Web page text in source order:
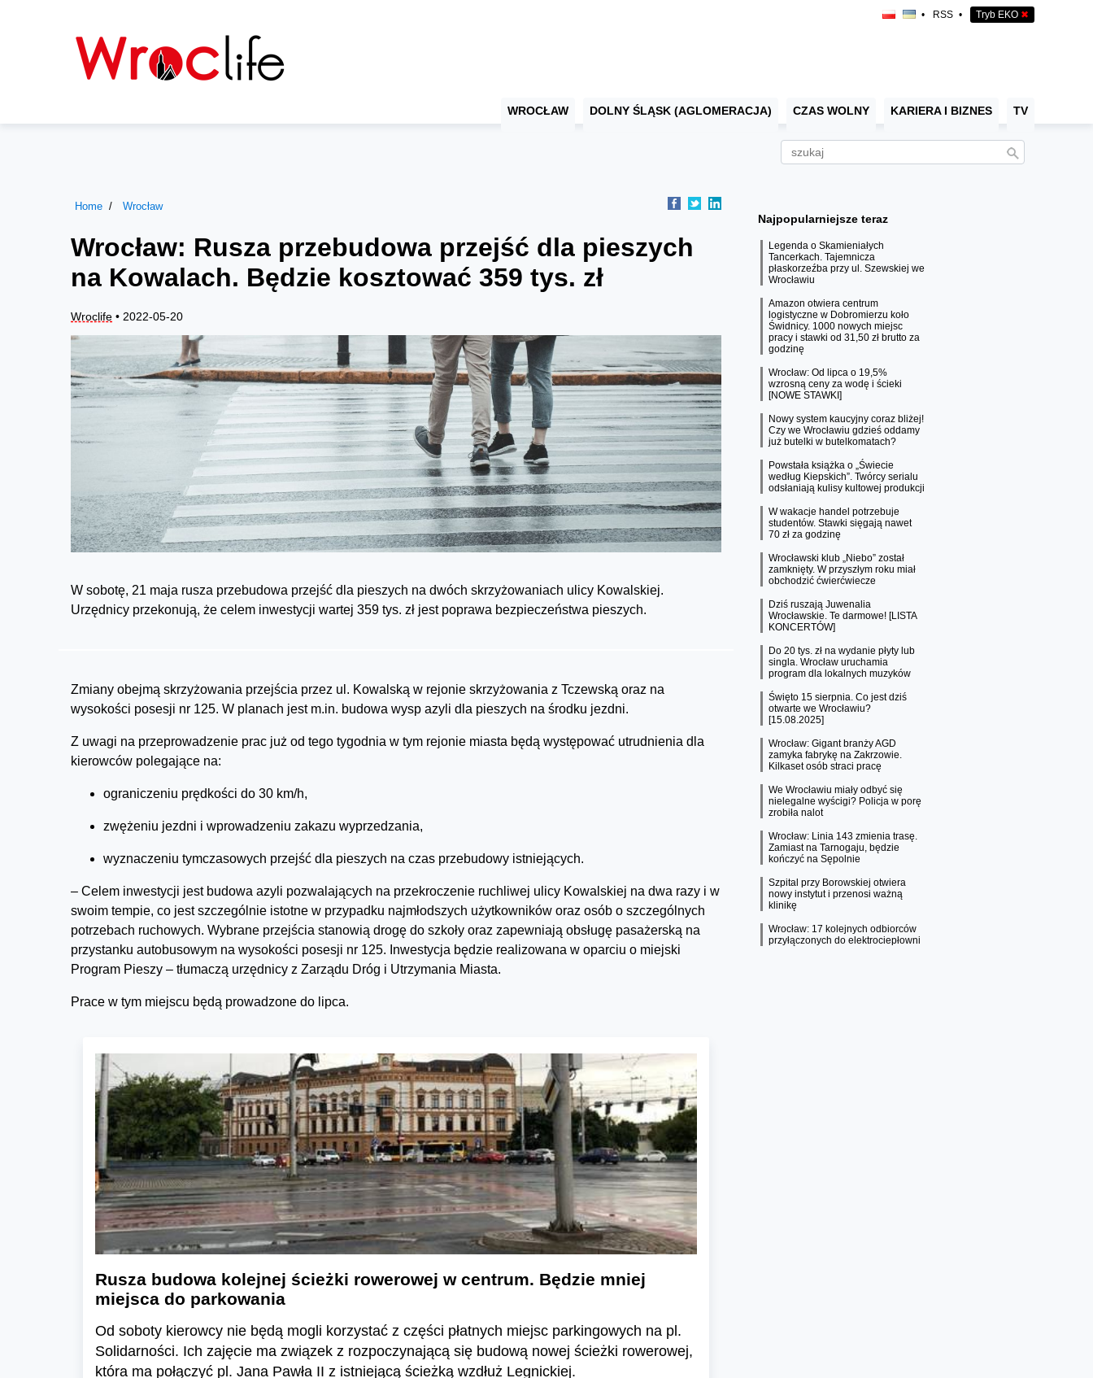
• RSS • Tryb EKO ✖
WROCŁAW DOLNY ŚLĄSK (AGLOMERACJA) CZAS WOLNY KARIERA I BIZNES TV
Home Wrocław
Wrocław: Rusza przebudowa przejść dla pieszych
na Kowalach. Będzie kosztować 359 tys. zł
Wroclife • 2022-05-20
W sobotę, 21 maja rusza przebudowa przejść dla pieszych na dwóch skrzyżowaniach ulicy Kowalskiej.
Urzędnicy przekonują, że celem inwestycji wartej 359 tys. zł jest poprawa bezpieczeństwa pieszych.
Zmiany obejmą skrzyżowania przejścia przez ul. Kowalską w rejonie skrzyżowania z Tczewską oraz na
wysokości posesji nr 125. W planach jest m.in. budowa wysp azyli dla pieszych na środku jezdni.
Z uwagi na przeprowadzenie prac już od tego tygodnia w tym rejonie miasta będą występować utrudnienia dla
kierowców polegające na:
ograniczeniu prędkości do 30 km/h,
zwężeniu jezdni i wprowadzeniu zakazu wyprzedzania,
wyznaczeniu tymczasowych przejść dla pieszych na czas przebudowy istniejących.
– Celem inwestycji jest budowa azyli pozwalających na przekroczenie ruchliwej ulicy Kowalskiej na dwa razy i w
swoim tempie, co jest szczególnie istotne w przypadku najmłodszych użytkowników oraz osób o szczególnych
potrzebach ruchowych. Wybrane przejścia stanowią drogę do szkoły oraz zapewniają obsługę pasażerską na
przystanku autobusowym na wysokości posesji nr 125. Inwestycja będzie realizowana w oparciu o miejski
Program Pieszy – tłumaczą urzędnicy z Zarządu Dróg i Utrzymania Miasta.
Prace w tym miejscu będą prowadzone do lipca.
Rusza budowa kolejnej ścieżki rowerowej w centrum. Będzie mniej
miejsca do parkowania
Od soboty kierowcy nie będą mogli korzystać z części płatnych miejsc parkingowych na pl.
Solidarności. Ich zajęcie ma związek z rozpoczynającą się budową nowej ścieżki rowerowej,
która ma połączyć pl. Jana Pawła II z istniejącą ścieżką wzdłuż Legnickiej.
Najpopularniejsze teraz
Legenda o Skamieniałych
Tancerkach. Tajemnicza
płaskorzeźba przy ul. Szewskiej we
Wrocławiu
Amazon otwiera centrum
logistyczne w Dobromierzu koło
Świdnicy. 1000 nowych miejsc
pracy i stawki od 31,50 zł brutto za
godzinę
Wrocław: Od lipca o 19,5%
wzrosną ceny za wodę i ścieki
[NOWE STAWKI]
Nowy system kaucyjny coraz bliżej!
Czy we Wrocławiu gdzieś oddamy
już butelki w butelkomatach?
Powstała książka o „Świecie
według Kiepskich”. Twórcy serialu
odsłaniają kulisy kultowej produkcji
W wakacje handel potrzebuje
studentów. Stawki sięgają nawet
70 zł za godzinę
Wrocławski klub „Niebo” został
zamknięty. W przyszłym roku miał
obchodzić ćwierćwiecze
Dziś ruszają Juwenalia
Wrocławskie. Te darmowe! [LISTA
KONCERTÓW]
Do 20 tys. zł na wydanie płyty lub
singla. Wrocław uruchamia
program dla lokalnych muzyków
Święto 15 sierpnia. Co jest dziś
otwarte we Wrocławiu?
[15.08.2025]
Wrocław: Gigant branży AGD
zamyka fabrykę na Zakrzowie.
Kilkaset osób straci pracę
We Wrocławiu miały odbyć się
nielegalne wyścigi? Policja w porę
zrobiła nalot
Wrocław: Linia 143 zmienia trasę.
Zamiast na Tarnogaju, będzie
kończyć na Sępolnie
Szpital przy Borowskiej otwiera
nowy instytut i przenosi ważną
klinikę
Wrocław: 17 kolejnych odbiorców
przyłączonych do elektrociepłowni